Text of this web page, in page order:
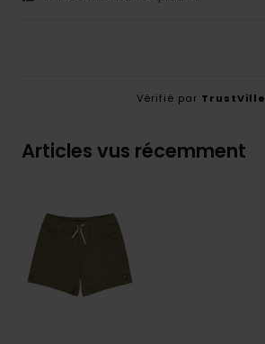
Vérifié par TrustVille
Articles vus récemment